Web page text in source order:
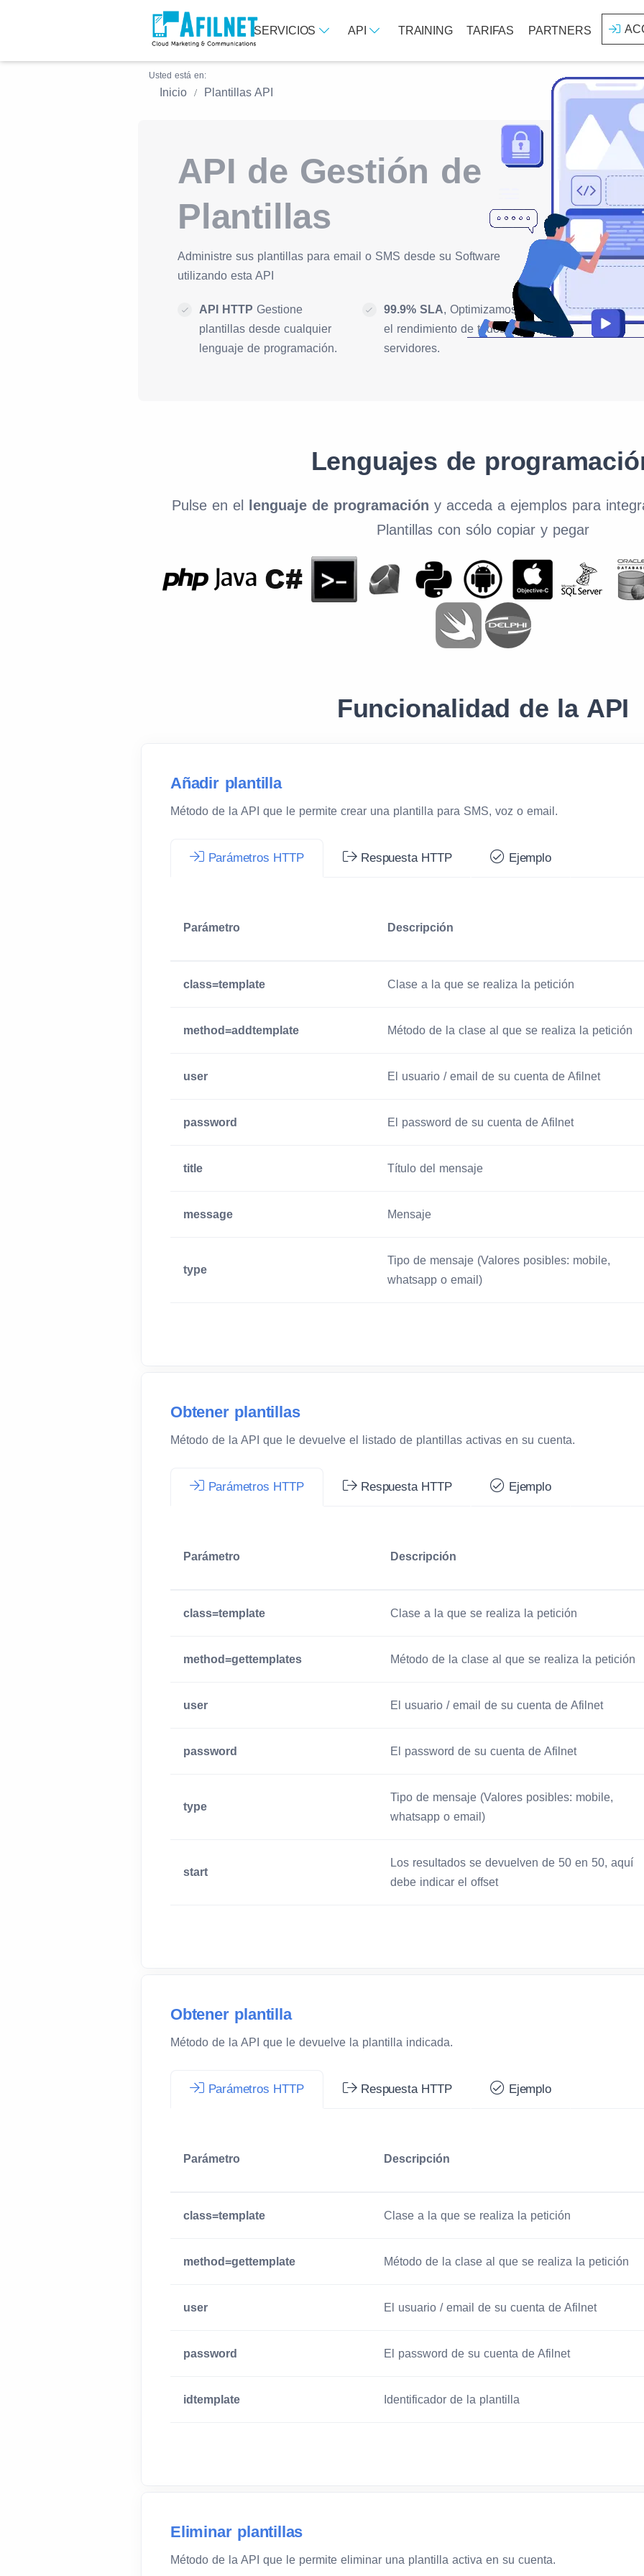
SERVICIOS API TRAINING TARIFAS PARTNERS
Usted está en:
Inicio Plantillas API
API de Gestión de
Plantillas
Administre sus plantillas para email o SMS desde su Software
utilizando esta API
API HTTP Gestione
plantillas desde cualquier
lenguaje de programación.
99.9% SLA, Optimizamos
el rendimiento de todos los
servidores.
Lenguajes de
Pulse en el lenguaje de programación y acceda a ejemplos para
Plantillas con sólo copiar y pegar
Funcionalidad de la API
Añadir plantilla
Método de la API que le permite crear una plantilla para SMS, voz o email.
Parámetros HTTP Respuesta HTTP Ejemplo
Parámetro Descripción
class=template Clase a la que se realiza la petición
method=addtemplate Método de la clase al que se realiza la petición
user El usuario / email de su cuenta de Afilnet
password El password de su cuenta de Afilnet
title Título del mensaje
message Mensaje
type
Tipo de mensaje (Valores posibles: mobile,
whatsapp o email)
Obtener plantillas
Método de la API que le devuelve el listado de plantillas activas en su cuenta.
Parámetros HTTP Respuesta HTTP Ejemplo
Parámetro Descripción
class=template Clase a la que se realiza la petición
method=gettemplates Método de la clase al que se realiza la petición
user El usuario / email de su cuenta de Afilnet
password El password de su cuenta de Afilnet
type
Tipo de mensaje (Valores posibles: mobile,
whatsapp o email)
start
Los resultados se devuelven de 50 en 50, aquí
debe indicar el offset
Obtener plantilla
Método de la API que le devuelve la plantilla indicada.
Parámetros HTTP Respuesta HTTP Ejemplo
Parámetro Descripción
class=template Clase a la que se realiza la petición
method=gettemplate Método de la clase al que se realiza la petición
user El usuario / email de su cuenta de Afilnet
password El password de su cuenta de Afilnet
idtemplate Identificador de la plantilla
Eliminar plantillas
Método de la API que le permite eliminar una plantilla activa en su cuenta.